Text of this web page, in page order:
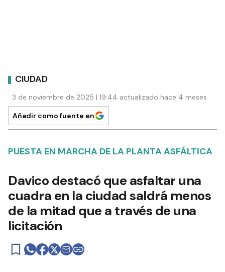
CIUDAD
3 de noviembre de 2025 | 19:44 actualizado hace 4 meses
Añadir como fuente en
PUESTA EN MARCHA DE LA PLANTA ASFÁLTICA
Davico destacó que asfaltar una
cuadra en la ciudad saldrá menos
de la mitad que a través de una
licitación